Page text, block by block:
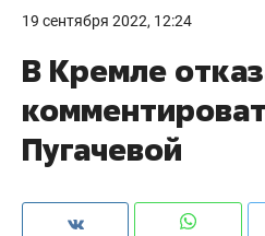
19 сентября 2022, 12:24
В Кремле
Пугачевой